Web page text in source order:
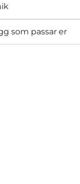
som passar er